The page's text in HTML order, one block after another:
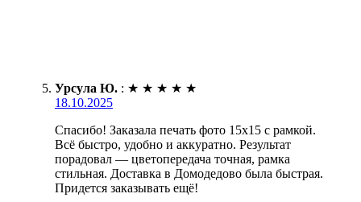
Урсула Ю. : ★ ★ ★ ★ ★
18.10.2025
Спасибо! Заказала печать фото 15х15 с рамкой.
Всё быстро, удобно и аккуратно. Результат
порадовал — цветопередача точная, рамка
стильная. Доставка в Домодедово была быстрая.
Придется заказывать ещё!